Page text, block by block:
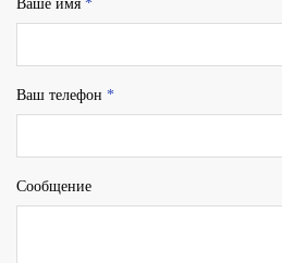
Ваше имя *
Ваш телефон *
Сообщение